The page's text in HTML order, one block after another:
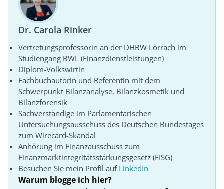
Dr. Carola Rinker
Vertretungsprofessorin an der DHBW Lörrach im
Studiengang BWL (Finanzdienstleistungen)
Diplom-Volkswirtin
Fachbuchautorin und Referentin mit dem
Schwerpunkt Bilanzanalyse, Bilanzkosmetik und
Bilanzforensik
Sachverständige im Parlamentarischen
Untersuchungsausschuss des Deutschen Bundestages
zum Wirecard-Skandal
Anhörung im Finanzausschuss zum
Finanzmarktintegritätsstärkungsgesetz (FISG)
Besuchen Sie mein Profil auf LinkedIn
Warum blogge ich hier?